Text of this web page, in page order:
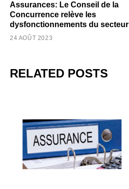
Assurances: Le Conseil de la
Concurrence relève les
dysfonctionnements du secteur
24 AOÛT 2023
RELATED POSTS